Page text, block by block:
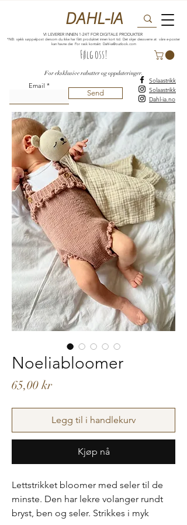
VI LEVERER INNEN 1-24T FOR DIGITALE PRODUKTER
*NB: sjekk søppelpost dersom du ikke har fått produktet innen kort tid. Det skjer dessverre at våre e-poster
kan havne der. For rask kontakt: Dahl-ia@outlook.com
DAHL-IA
For eksklusive rabatter og oppdateringer.
Følg oss!
Email
Send
Solaastrikk
Solaastrikk
Dahl-ia.no
Noeliabloomer
65,00 krPris
Legg til i handlekurv
Kjøp nå
Lettstrikket bloomer med seler til de
minste. Den har lekre volanger rundt
bryst, ben og seler. Strikkes i myk